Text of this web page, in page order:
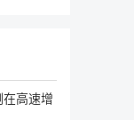
在高速增